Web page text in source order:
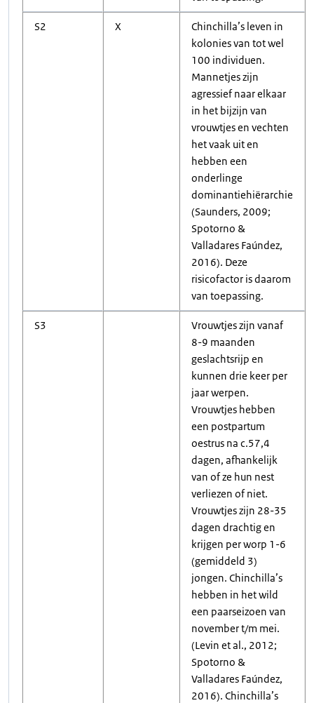
S2 X
Chinchilla’s leven in
kolonies van tot wel
100 individuen.
Mannetjes zijn
agressief naar elkaar
in het bijzijn van
vrouwtjes en vechten
het vaak uit en
hebben een
onderlinge
dominantiehiërarchie
(Saunders, 2009;
Spotorno &
Valladares Faúndez,
2016). Deze
risicofactor is daarom
van toepassing.
S3
Vrouwtjes zijn vanaf
8-9 maanden
geslachtsrijp en
kunnen drie keer per
jaar werpen.
Vrouwtjes hebben
een postpartum
oestrus na c.57,4
dagen, afhankelijk
van of ze hun nest
verliezen of niet.
Vrouwtjes zijn 28-35
dagen drachtig en
krijgen per worp 1-6
(gemiddeld 3)
jongen. Chinchilla’s
hebben in het wild
een paarseizoen van
november t/m mei.
(Levin et al., 2012;
Spotorno &
Valladares Faúndez,
2016). Chinchilla’s